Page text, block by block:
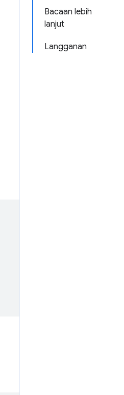
Bacaan lebih
lanjut
Langganan